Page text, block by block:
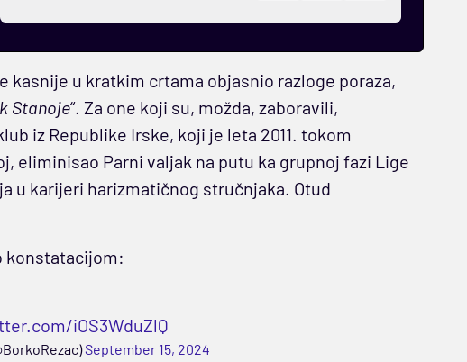
kasnije u kratkim crtama objasnio razloge poraza,
Stanoje“. Za one koji su, možda, zaboravili,
iz Republike Irske, koji je leta 2011. tokom
eliminisao Parni valjak na putu ka grupnoj fazi Lige
u karijeri harizmatičnog stručnjaka. Otud
konstatacijom:
iOS3WduZlQ
September 15, 2024